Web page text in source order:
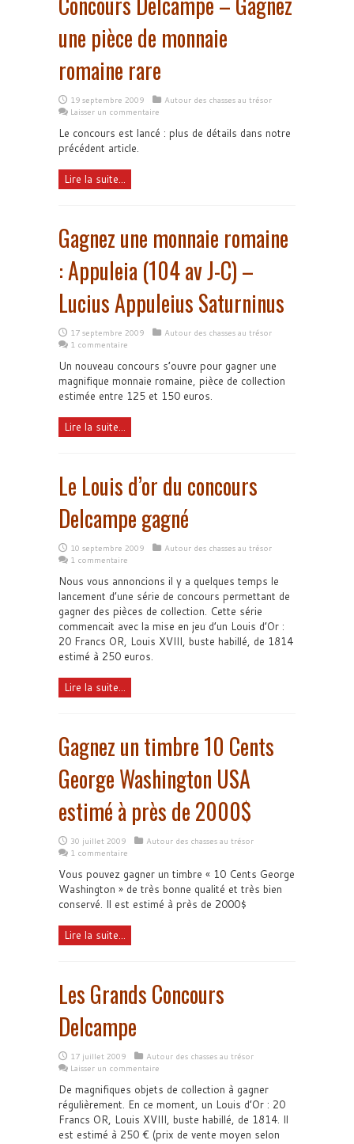
une pièce de monnaie
romaine rare
19 septembre 2009
Autour des chasses au trésor
Laisser un commentaire
Le concours est lancé : plus de détails dans notre
précédent article.
Lire la suite...
Gagnez une monnaie romaine
: Appuleia (104 av J-C) –
Lucius Appuleius Saturninus
17 septembre 2009
Autour des chasses au trésor
1 commentaire
Un nouveau concours s’ouvre pour gagner une
magnifique monnaie romaine, pièce de collection
estimée entre 125 et 150 euros.
Lire la suite...
Le Louis d’or du concours
Delcampe gagné
10 septembre 2009
Autour des chasses au trésor
1 commentaire
Nous vous annoncions il y a quelques temps le
lancement d’une série de concours permettant de
gagner des pièces de collection. Cette série
commencait avec la mise en jeu d’un Louis d’Or :
20 Francs OR, Louis XVIII, buste habillé, de 1814
estimé à 250 euros.
Lire la suite...
Gagnez un timbre 10 Cents
George Washington USA
estimé à près de 2000$
30 juillet 2009
Autour des chasses au trésor
1 commentaire
Vous pouvez gagner un timbre « 10 Cents George
Washington » de très bonne qualité et très bien
conservé. Il est estimé à près de 2000$
Lire la suite...
Les Grands Concours
Delcampe
17 juillet 2009
Autour des chasses au trésor
Laisser un commentaire
De magnifiques objets de collection à gagner
régulièrement. En ce moment, un Louis d’Or : 20
Francs OR, Louis XVIII, buste habillé, de 1814. Il
est estimé à 250 € (prix de vente moyen selon